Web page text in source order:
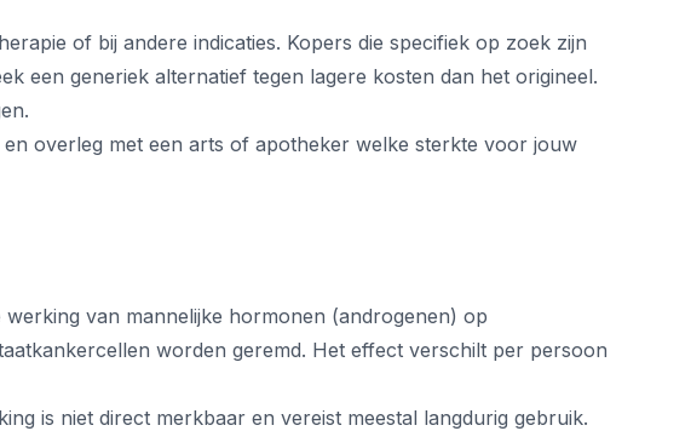
of bij andere indicaties. Kopers die specifiek op zoek zijn
een generiek alternatief tegen lagere kosten dan het origineel.
overleg met een arts of apotheker welke sterkte voor jouw
van mannelijke hormonen (androgenen) op
worden geremd. Het effect verschilt per persoon
is niet direct merkbaar en vereist meestal langdurig gebruik.